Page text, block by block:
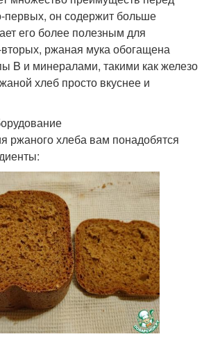
он содержит больше
его более полезным для
ржаная мука обогащена
B и минералами, такими как железо
хлеб просто вкуснее и
ржаного хлеба вам понадобятся